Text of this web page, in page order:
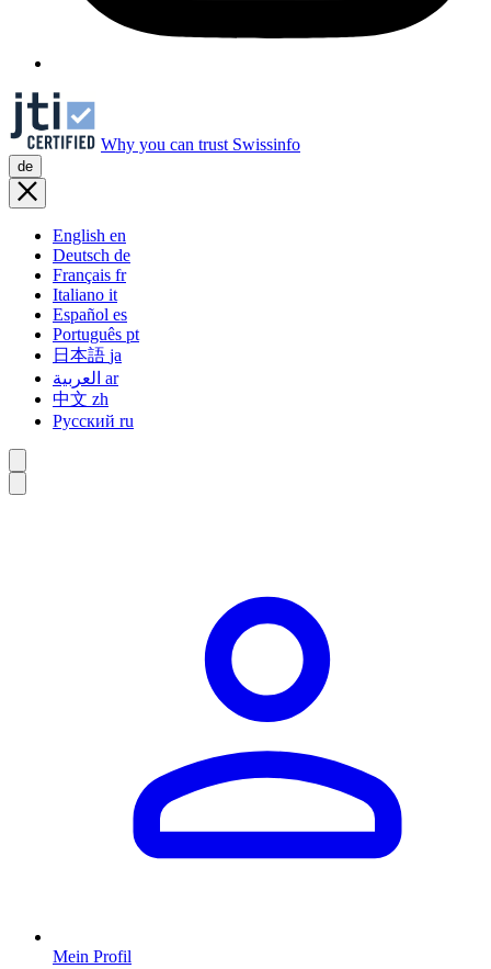
Why you can trust Swissinfo
de
English en
Deutsch de
Français fr
Italiano it
Español es
Português pt
日本語 ja
ar
中文 zh
Русский ru
Mein Profil